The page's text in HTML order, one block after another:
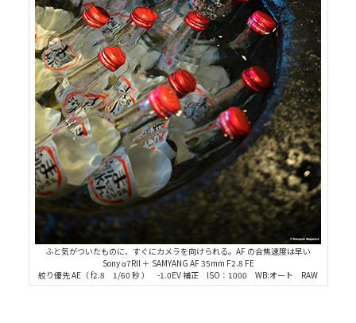
ふと気がついたものに、すぐにカメラを向けられる。AF の合焦速度は早い
Sony α7RII ＋ SAMYANG AF 35mm F2.8 FE
絞り優先 AE（ f2.8 1/60 秒 ） -1.0EV 補正 ISO：1000 WB:オート RAW